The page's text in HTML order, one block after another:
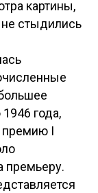
картины,
не стыдились
года,
премию I
премьеру.